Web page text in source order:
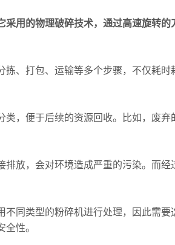
用的物理破碎技术，通过高速旋转
打包、运输等多个步骤，不仅耗时
便于后续的资源回收。比如，废弃
，会对环境造成严重的污染。而经
类型的粉碎机进行处理，因此需要
性。